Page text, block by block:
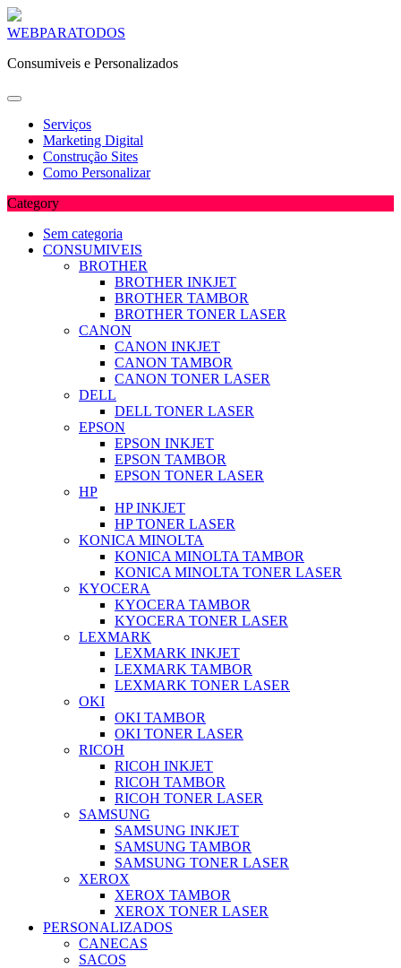
Skip
content
WEBPARATODOS
Consumiveis e Personalizados
Serviços
Marketing Digital
Construção Sites
Como Personalizar
Category
Sem categoria
CONSUMIVEIS
BROTHER
BROTHER INKJET
BROTHER TAMBOR
BROTHER TONER LASER
CANON
CANON INKJET
CANON TAMBOR
CANON TONER LASER
DELL
DELL TONER LASER
EPSON
EPSON INKJET
EPSON TAMBOR
EPSON TONER LASER
HP
HP INKJET
HP TONER LASER
KONICA MINOLTA
KONICA MINOLTA TAMBOR
KONICA MINOLTA TONER LASER
KYOCERA
KYOCERA TAMBOR
KYOCERA TONER LASER
LEXMARK
LEXMARK INKJET
LEXMARK TAMBOR
LEXMARK TONER LASER
OKI
OKI TAMBOR
OKI TONER LASER
RICOH
RICOH INKJET
RICOH TAMBOR
RICOH TONER LASER
SAMSUNG
SAMSUNG INKJET
SAMSUNG TAMBOR
SAMSUNG TONER LASER
XEROX
XEROX TAMBOR
XEROX TONER LASER
PERSONALIZADOS
CANECAS
SACOS